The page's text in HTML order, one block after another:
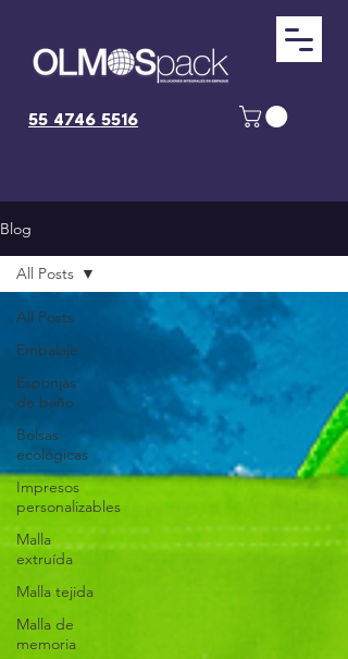
55 4746 5516
Blog
All Posts
Embalaje
Esponjas
de baño
Bolsas
ecológicas
Impresos
personalizables
Malla
extruída
Malla tejida
Malla de
memoria
All Posts